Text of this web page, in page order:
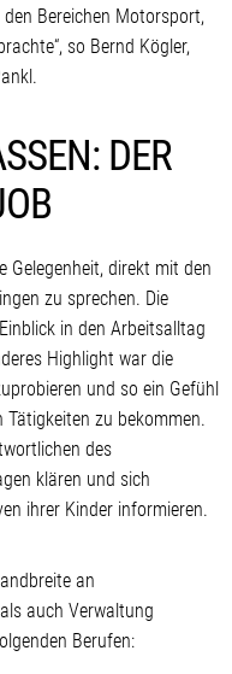
Bereichen Motorsport,
so Bernd Kögler,
DER
Gelegenheit, direkt mit den
zu sprechen. Die
in den Arbeitsalltag
Highlight war die
und so ein Gefühl
zu bekommen.
des
klären und sich
ihrer Kinder informieren.
an
auch Verwaltung
Berufen: